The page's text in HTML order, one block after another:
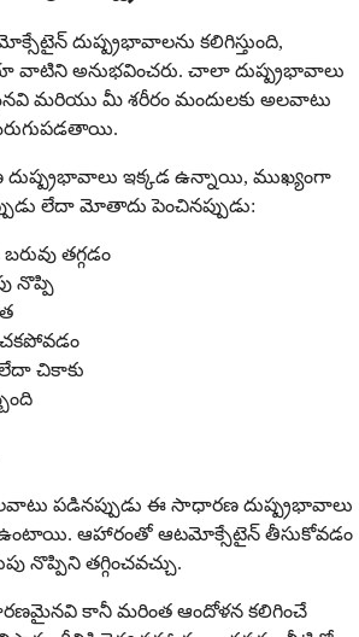
దుష్ప్రభావాలను కలిగిస్తుంది,
వాటిని అనుభవించరు. చాలా దుష్ప్రభావాలు
మరియు మీ శరీరం మందులకు అలవాటు
ఇక్కడ ఉన్నాయి, ముఖ్యంగా
లేదా మోతాదు పెంచినప్పుడు:
తగ్గడం
నొప్పి
చికాకు
పడినప్పుడు ఈ సాధారణ దుష్ప్రభావాలు
ఆహారంతో ఆటమోక్సేటైన్ తీసుకోవడం
నొప్పిని తగ్గించవచ్చు.
కానీ మరింత ఆందోళన కలిగించే